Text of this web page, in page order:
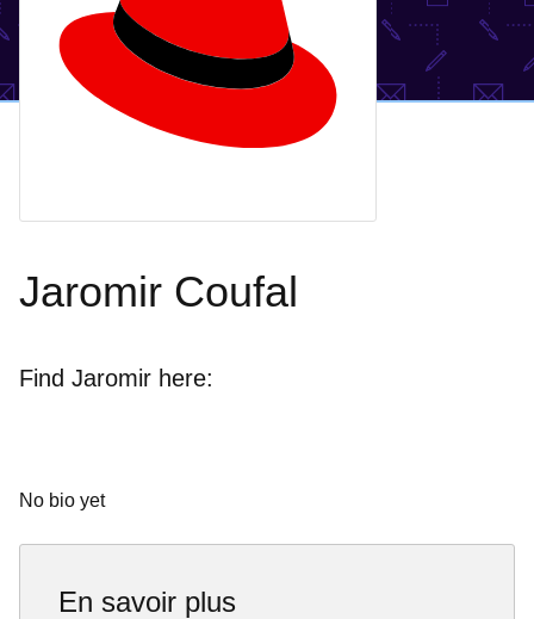
Jaromir Coufal
Find Jaromir here:
No bio yet
En savoir plus